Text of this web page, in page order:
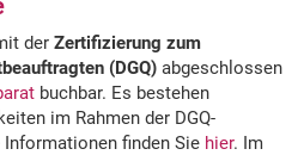
der Zertifizierung zum
(DGQ) abgeschlossen
buchbar. Es bestehen
im Rahmen der DGQ-
finden Sie hier. Im